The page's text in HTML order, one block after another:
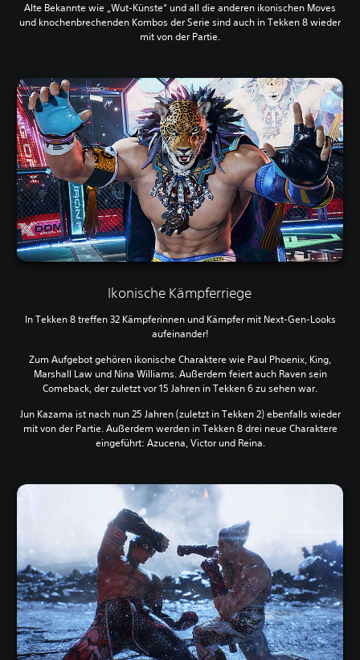
Alte Bekannte wie „Wut-Künste“ und all die anderen ikonischen Moves
und knochenbrechenden Kombos der Serie sind auch in Tekken 8 wieder
mit von der Partie.
Ikonische Kämpferriege
In Tekken 8 treffen 32 Kämpferinnen und Kämpfer mit Next-Gen-Looks
aufeinander!
Zum Aufgebot gehören ikonische Charaktere wie Paul Phoenix, King,
Marshall Law und Nina Williams. Außerdem feiert auch Raven sein
Comeback, der zuletzt vor 15 Jahren in Tekken 6 zu sehen war.
Jun Kazama ist nach nun 25 Jahren (zuletzt in Tekken 2) ebenfalls wieder
mit von der Partie. Außerdem werden in Tekken 8 drei neue Charaktere
eingeführt: Azucena, Victor und Reina.